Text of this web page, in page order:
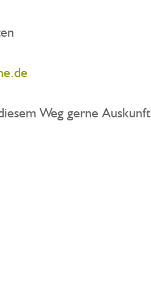
Weg gerne Auskunft